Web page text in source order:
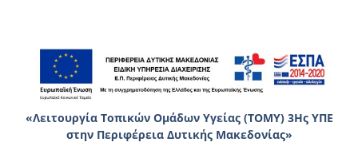
«Λειτουργία Τοπικών Ομάδων Υγείας (ΤΟΜΥ) 3Ης ΥΠΕ
στην Περιφέρεια Δυτικής Μακεδονίας»